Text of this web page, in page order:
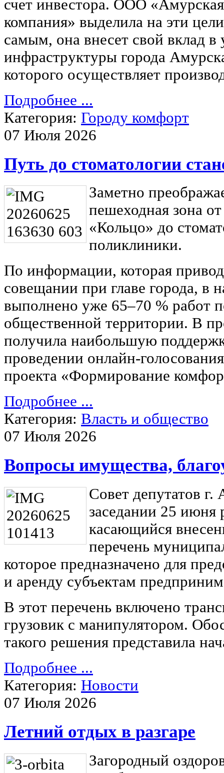
счет инвестора. ООО
компания» выделила на эти
самым, она внесет свой вклад в
инфраструктуры города
которого осуществляет
Подробнее ...
Категория: Городу комфорт
07 Июля 2026
Путь до стоматологии
Заметно
пешеходная зона
«Кольцо» до
поликлиники.
По информации, которая
совещании при главе города, в
выполнено уже 65–70 % работ
общественной территории. В
получила наибольшую
проведении онлайн-
проекта «Формирование
Подробнее ...
Категория: Власть и общество
07 Июля 2026
Вопросы имущества,
Совет депутатов
заседании 25 июня
касающийся
перечень
которое предназначено для
и аренду субъектам
В этот перечень включено
грузовик с манипулятором.
такого решения представила
Подробнее ...
Категория: Новости
07 Июля 2026
Летний отдых в разгаре
Загородный